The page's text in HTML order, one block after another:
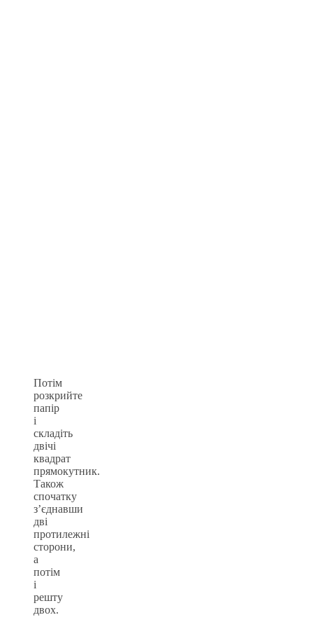
Потім
розкрийте
папір
і
складіть
двічі
квадрат
прямокутник.
Також
спочатку
з’єднавши
дві
протилежні
сторони,
а
потім
і
решту
двох.